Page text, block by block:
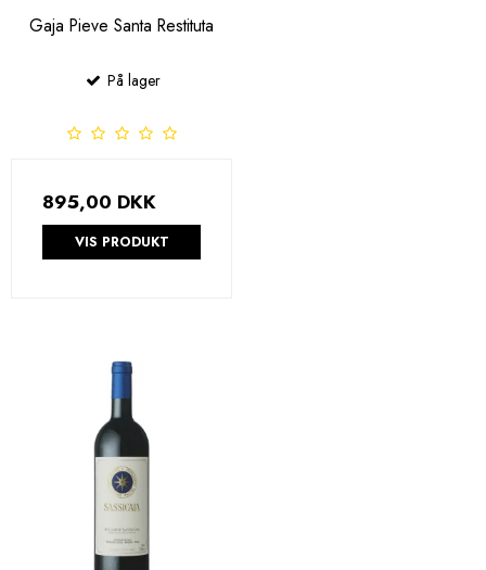
Gaja Pieve Santa Restituta
På lager
895,00 DKK
VIS PRODUKT